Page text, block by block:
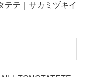
テテ｜サカミヅキイ